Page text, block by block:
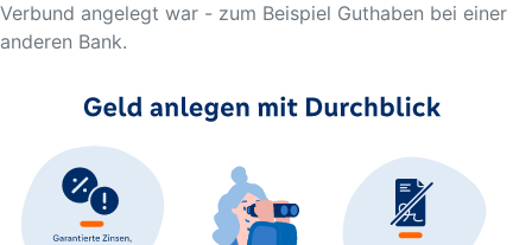
Verbund angelegt war - zum Beispiel Guthaben bei einer
anderen Bank.